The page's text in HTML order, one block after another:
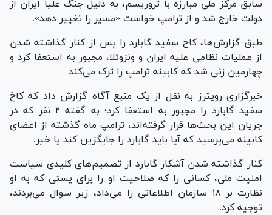
سابق مرکز ملی مبارزه با تروریسم، به دلیل جنگ علیا ایران از
دولت خارج شد و از ترامپ خواست «مسیر را تغییر دهد».
طبق گزارش‌ها، کاخ سفید گابارد را پس از کنار گذاشته شدن
از عملیات نظامی علیه ایران و ونزوئلا، مجبور به استعفا کرد و
چهارمین زنی شد که کابینه ترامپ را ترک می‌کند
خبرگزاری رویترز به نقل از یک منبع آگاه گزارش داد که کاخ
سفید گابارد را مجبور به استعفا کرد؛ به گفته ۲ نفر که در
جریان این بحث‌ها قرار گرفته‌اند، ترامپ ماه گذشته از اعضای
کابینه می‌پرسید که آیا باید گابارد را جایگزین کند یا خیر.
کنار گذاشته شدن آشکار گابارد از تصمیم‌های کلیدی سیاست
امنیت ملی، کسانی را که صلاحیت او را برای پستی که به او
نظارت بر ۱۸ سازمان اطلاعاتی را می‌داد، زیر سوال می‌بردند،
توجیه کرد.